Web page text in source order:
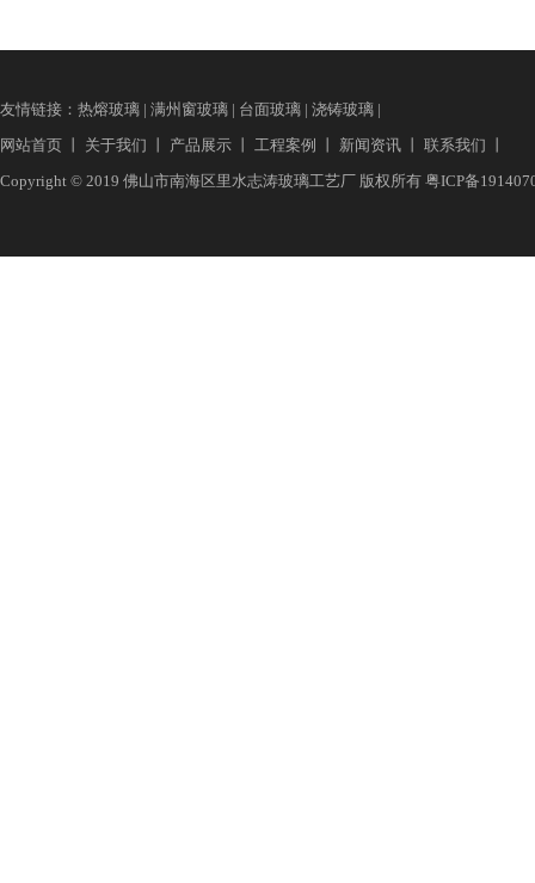
友情链接： 热熔玻璃 | 满州窗玻璃 | 台面玻璃 | 浇铸玻璃 |
网站首页 丨 关于我们 丨 产品展示 丨 工程案例 丨 新闻资讯 丨 联系我们 丨
Copyright © 2019 佛山市南海区里水志涛玻璃工艺厂 版权所有 粤ICP备